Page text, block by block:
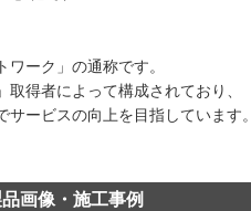
ーク」の通称です。
得者によって構成されており、
ービスの向上を目指しています。
画像・施工事例